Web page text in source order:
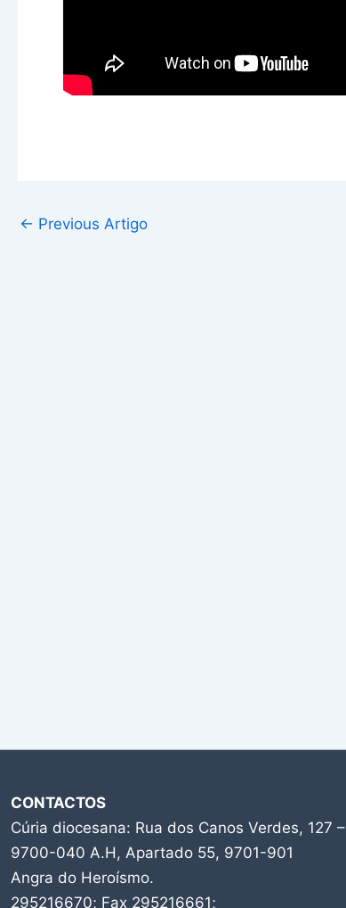
← Previous Artigo
CONTACTOS
Cúria diocesana: Rua dos Canos Verdes, 127 –
9700-040 A.H, Apartado 55, 9701-901
Angra do Heroísmo.
295216670; Fax 295216661;